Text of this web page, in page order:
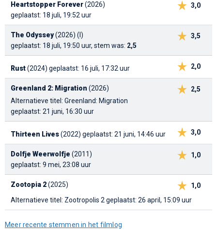
3,0
Heartstopper Forever(2026)
geplaatst: 18 juli, 19:52 uur
3,5
The Odyssey(2026) (I)
geplaatst: 18 juli, 19:50 uur, stem was: 2,5
2,0
Rust(2024) geplaatst: 16 juli, 17:32 uur
2,5
Greenland 2: Migration (2026)
Alternatieve titel: Greenland: Migration
geplaatst: 21 juni, 16:30 uur
3,0
Thirteen Lives(2022) geplaatst: 21 juni, 14:46 uur
1,0
Dolfje Weerwolfje (2011)
geplaatst: 9 mei, 23:08 uur
1,0
Zootopia 2(2025)
Alternatieve titel: Zootropolis 2geplaatst: 26 april, 15:09 uur
Meer recente stemmen in het filmlog